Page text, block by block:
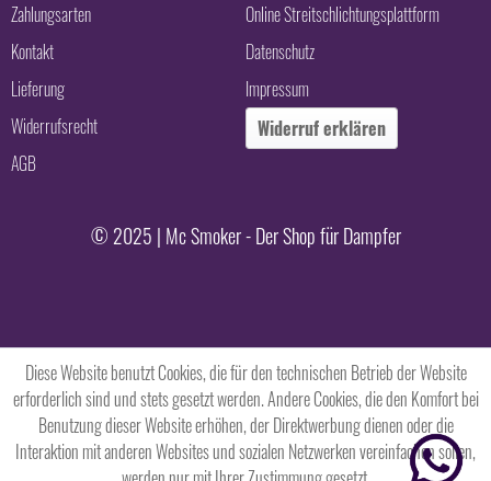
Zahlungsarten
Kontakt
Lieferung
Widerrufsrecht
AGB
Online Streitschlichtungsplattform
Datenschutz
Impressum
Widerruf erklären
© 2025 | Mc Smoker - Der Shop für Dampfer
Diese Website benutzt Cookies, die für den technischen Betrieb der Website
erforderlich sind und stets gesetzt werden. Andere Cookies, die den Komfort bei
Benutzung dieser Website erhöhen, der Direktwerbung dienen oder die
Interaktion mit anderen Websites und sozialen Netzwerken vereinfachen sollen,